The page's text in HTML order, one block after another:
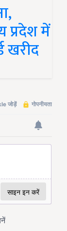
प्रदेश में
खरीद